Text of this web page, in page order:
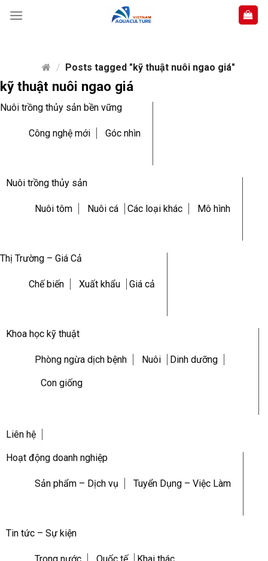
/ Posts tagged "kỹ thuật nuôi ngao giá"
kỹ thuật nuôi ngao giá
Nuôi trồng thủy sản bền vững
Công nghệ mới Góc nhìn
Nuôi trồng thủy sản
Nuôi tôm Nuôi cá Các loại khác Mô hình
Thị Trường – Giá Cả
Chế biến Xuất khẩu Giá cả
Khoa học kỹ thuật
Phòng ngừa dịch bệnh Nuôi Dinh dưỡng
Con giống
Liên hệ
Hoạt động doanh nghiệp
Sản phẩm – Dịch vụ Tuyển Dụng – Việc Làm
Tin tức – Sự kiện